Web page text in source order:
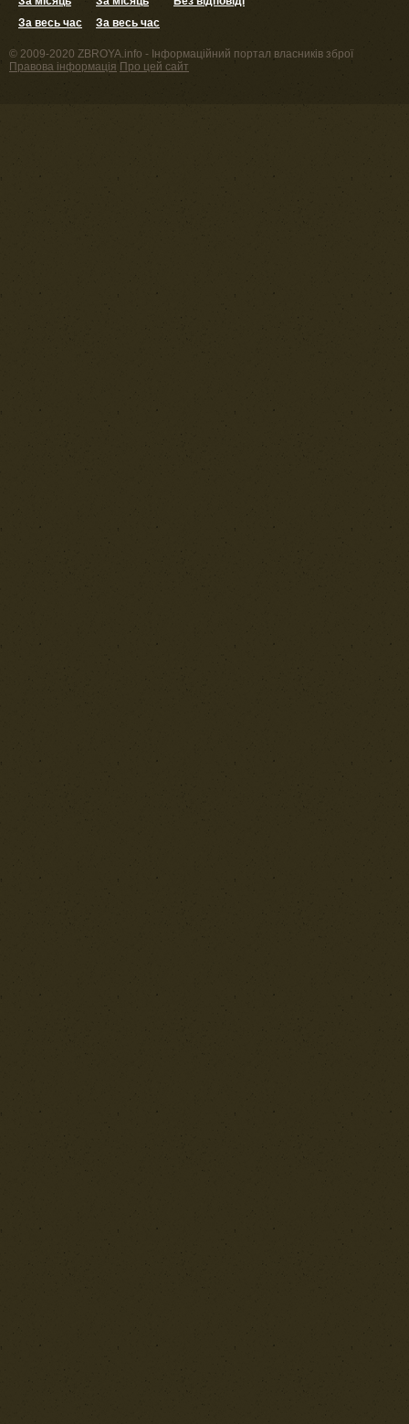
За весь час
За весь час
© 2009-2020 ZBROYA.info - Інформаційний портал власників зброї
Правова інформація Про цей сайт